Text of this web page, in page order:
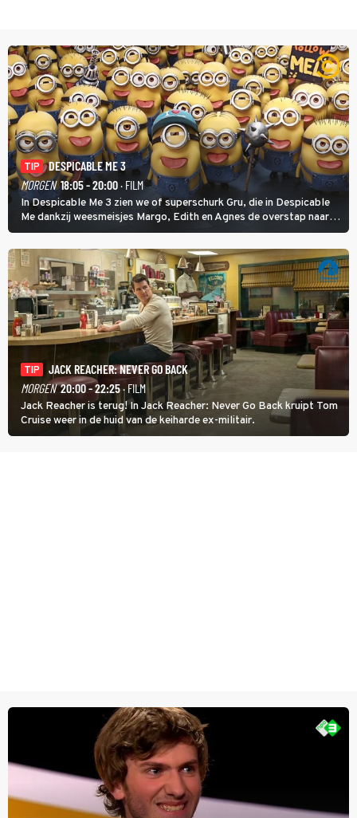
TIP
DESPICABLE ME 3
MORGEN 18:05 - 20:00· FILM
In Despicable Me 3 zien we of superschurk Gru, die in Despicable
Me dankzij weesmeisjes Margo, Edith en Agnes de overstap naar
het rechte pad maakte, ook op dat pad weet te blijven.
TIP
JACK REACHER: NEVER GO BACK
MORGEN 20:00 - 22:25· FILM
Jack Reacher is terug! In Jack Reacher: Never Go Back kruipt Tom
Cruise weer in de huid van de keiharde ex-militair.